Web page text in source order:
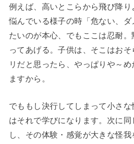
例えば、高いとこらから飛び降り
悩んでいる様子の時「危ない、
たいのが本心、でもここは忍耐
ってあげる。子供は、そこはお
リだと思ったら、やっぱりや～
ますから。
でももし決行してしまって小さ
はそれで学びになります。次に同
し、その体験・感覚が大きな怪我